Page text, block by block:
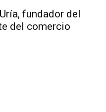
fundador del
del comercio